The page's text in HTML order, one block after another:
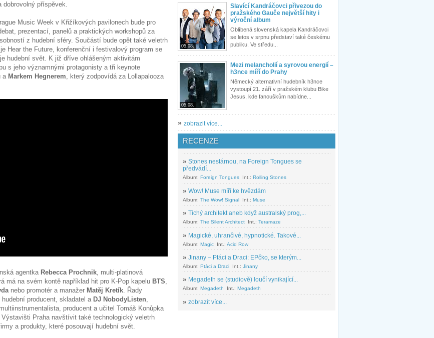
dobrovolný příspěvek.
Music Week v Křižíkových pavilonech bude pro
prezentací, panelů a praktických workshopů za
z hudební sféry. Součástí bude opět také veletrh
Hear the Future, konferenční i festivalový program se
hudební svět. K již dříve ohlášeným aktivitám
s jeho významnými protagonisty a tři keynote
a Markem Hegnerem, který zodpovídá za Lollapalooza
agentka Rebecca Prochnik, multi-platinová
má na svém kontě například hit pro K-Pop kapelu BTS,
nebo promotér a manažer Matěj Kretík. Řady
producent, skladatel a DJ NobodyListen,
producent a učitel Tomáš Konůpka
Výstavišti Praha navštívit také technologický veletrh
a produkty, které posouvají hudební svět.
05.08.
Slavící Kandráčovci přivezou do
pražského Gauče největší hity i
výroční album
Oblíbená slovenská kapela Kandráčovci
se letos v srpnu představí také českému
publiku. Ve středu...
05.08.
Mezi melancholií a syrovou energií –
h3nce míří do Prahy
Německý alternativní hudebník h3nce
vystoupí 21. září v pražském klubu Bike
Jesus, kde fanouškům nabídne...
» zobrazit více...
RECENZE
» Stones nestárnou, na Foreign Tongues se
předvádí...
Album: Foreign Tongues Int.: Rolling Stones
» Wow! Muse míří ke hvězdám
Album: The Wow! Signal Int.: Muse
» Tichý architekt aneb když australský prog,...
Album: The Silent Architect Int.: Teramaze
» Magické, uhrančivé, hypnotické. Takové...
Album: Magic Int.: Acid Row
» Jinany – Ptáci a Draci: EPčko, se kterým...
Album: Ptáci a Draci Int.: Jinany
» Megadeth se (studiově) loučí vynikající...
Album: Megadeth Int.: Megadeth
» zobrazit více...